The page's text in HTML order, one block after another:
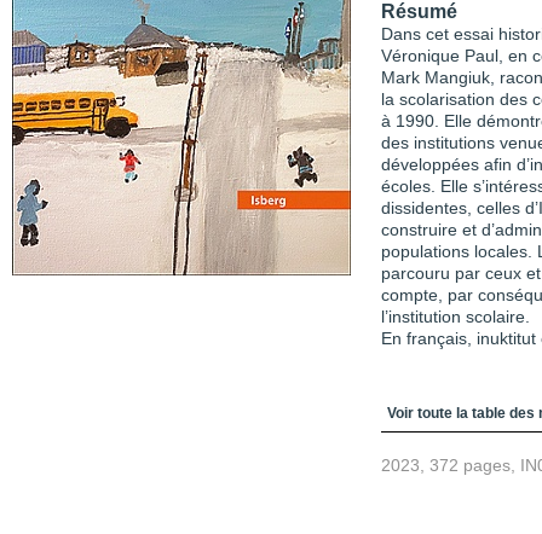
Résumé
Dans cet essai
Véronique Paul, en
Mark Mangiuk,
la scolarisation des
à 1990. Elle
des institutions
développées afin
écoles. Elle
dissidentes, celles
construire et
populations locales.
parcouru par ceux
compte, par
l’institution scolaire.
En français, inuktitut
Table des
Voir toute la table des
2023, 372 pages,